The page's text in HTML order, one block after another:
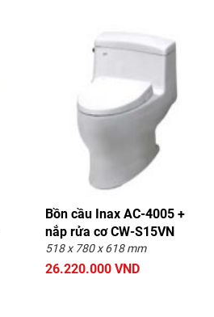
Bồn cầu Inax AC-4005 +
nắp rửa cơ CW-S15VN
518 x 780 x 618 mm
26.220.000 VND